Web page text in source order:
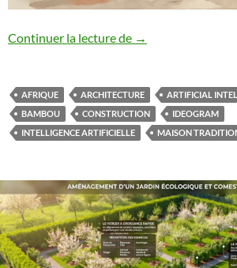
Continuer la lecture de AI – Conception
→
AFRIQUE ARCHITECTURE ARTIFICIAL
BAMBOU
CONSTRUCTION
IDEOGRAM
INTELLIGENCE ARTIFICIELLE
MAISON